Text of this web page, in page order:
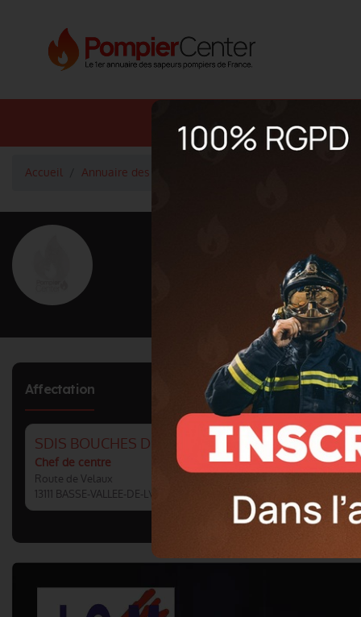
Annuaire SDIS Annuaire
Accueil Annuaire des pompiers
PEMEZEC
Affectation
SDIS BOUCHES DU RHONE : CS BASSE-VALLEE-
Chef de centre
Route de Velaux
13111 BASSE-VALLEE-DE-L\'ARC